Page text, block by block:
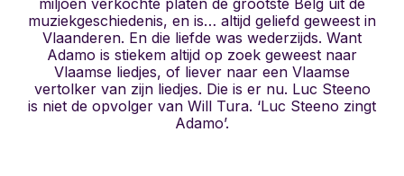
miljoen verkochte platen de grootste Belg uit de
muziekgeschiedenis, en is… altijd geliefd geweest in
Vlaanderen. En die liefde was wederzijds. Want
Adamo is stiekem altijd op zoek geweest naar
Vlaamse liedjes, of liever naar een Vlaamse
vertolker van zijn liedjes. Die is er nu. Luc Steeno
is niet de opvolger van Will Tura. ‘Luc Steeno zingt
Adamo’.